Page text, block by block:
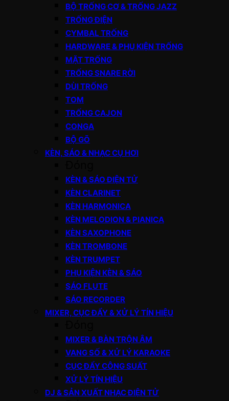
BỘ TRỐNG CƠ & TRỐNG JAZZ
TRỐNG ĐIỆN
CYMBAL TRỐNG
HARDWARE & PHỤ KIỆN TRỐNG
MẶT TRỐNG
TRỐNG SNARE RỜI
DÙI TRỐNG
TOM
TRỐNG CAJON
CONGA
BỘ GÕ
KÈN, SÁO & NHẠC CỤ HƠI
KÈN & SÁO ĐIỆN TỬ
KÈN CLARINET
KÈN HARMONICA
KÈN MELODION & PIANICA
KÈN SAXOPHONE
KÈN TROMBONE
KÈN TRUMPET
PHỤ KIỆN KÈN & SÁO
SÁO FLUTE
SÁO RECORDER
MIXER, CỤC ĐẨY & XỬ LÝ TÍN HIỆU
MIXER & BÀN TRỘN ÂM
VANG SỐ & XỬ LÝ KARAOKE
CỤC ĐẨY CÔNG SUẤT
XỬ LÝ TÍN HIỆU
DJ & SẢN XUẤT NHẠC ĐIỆN TỬ